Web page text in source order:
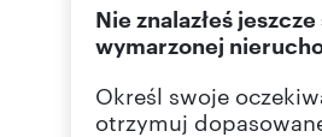
572378 Pokaż
Nie znalazłeś
wymarzonej
Określ swoje
otrzymuj